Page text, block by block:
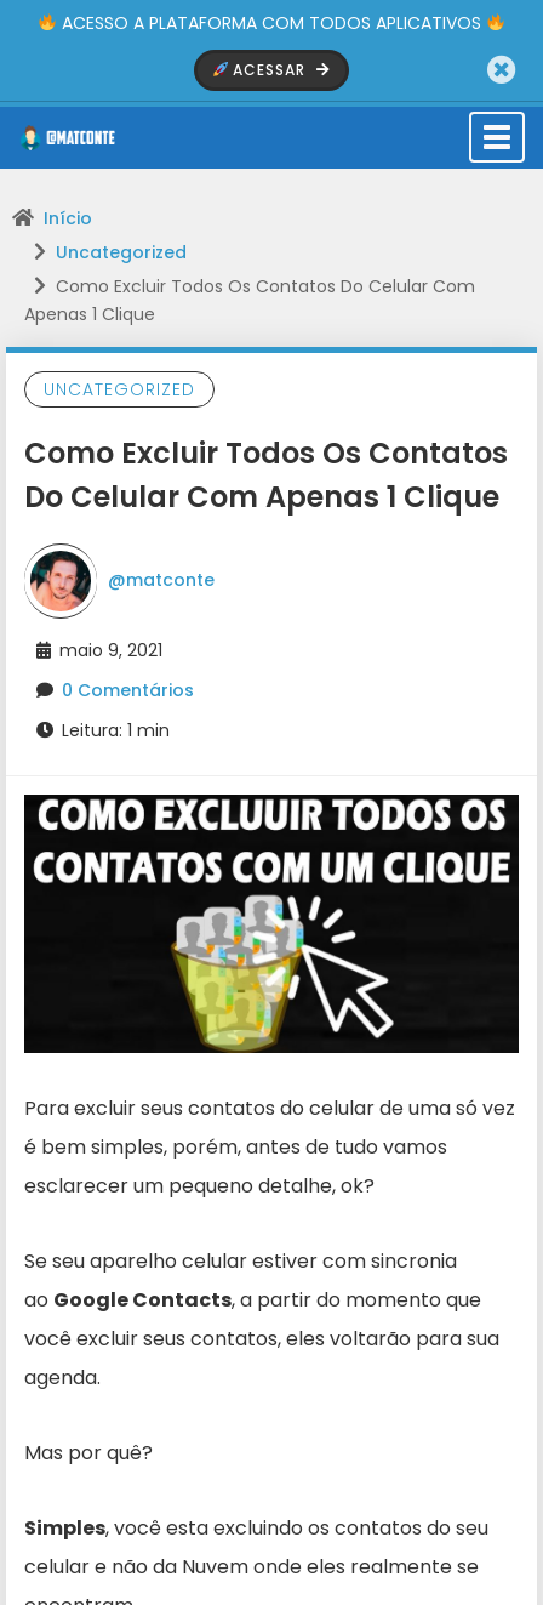
ACESSO A PLATAFORMA COM TODOS APLICATIVOS
ACESSAR
Início
Uncategorized
Como Excluir Todos Os Contatos Do Celular Com
Apenas 1 Clique
UNCATEGORIZED
Como Excluir Todos Os Contatos
Do Celular Com Apenas 1 Clique
@matconte
maio 9, 2021
0 Comentários
Leitura: 1 min
Para excluir seus contatos do celular de uma só vez
é bem simples, porém, antes de tudo vamos
esclarecer um pequeno detalhe, ok?
Se seu aparelho celular estiver com sincronia
ao Google Contacts, a partir do momento que
você excluir seus contatos, eles voltarão para sua
agenda.
Mas por quê?
Simples, você esta excluindo os contatos do seu
celular e não da Nuvem onde eles realmente se